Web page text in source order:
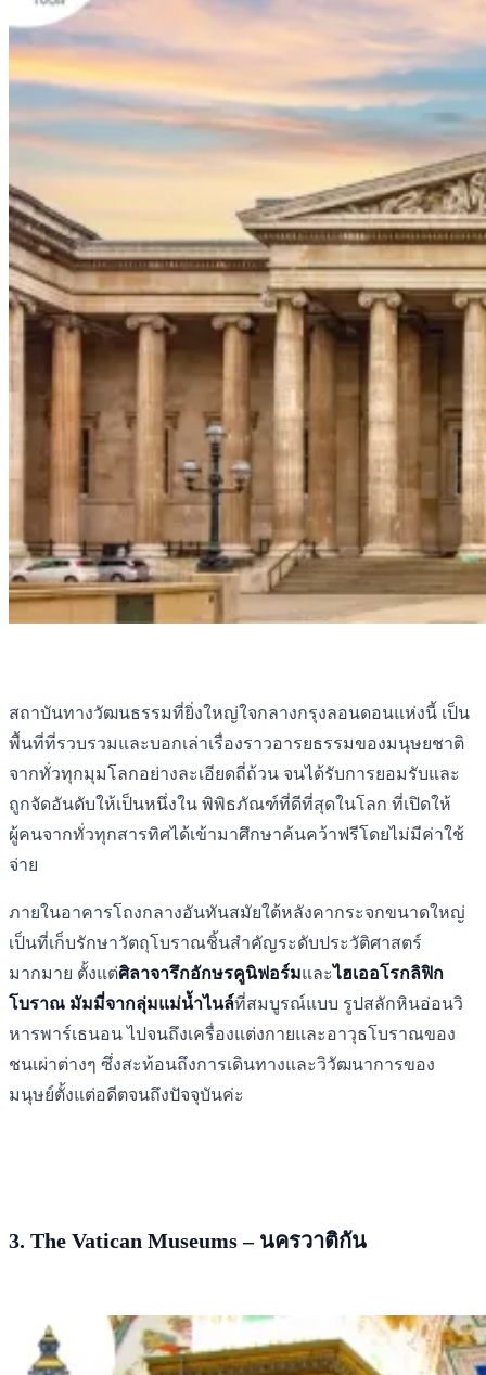
สถาบันทางวัฒนธรรมที่ยิ่งใหญ่ใจกลางกรุงลอนดอนแห่งนี้ เป็น
พื้นที่ที่รวบรวมและบอกเล่าเรื่องราวอารยธรรมของมนุษยชาติ
จากทั่วทุกมุมโลกอย่างละเอียดถี่ถ้วน จนได้รับการยอมรับและ
ถูกจัดอันดับให้เป็นหนึ่งใน พิพิธภัณฑ์ที่ดีที่สุดในโลก ที่เปิดให้
ผู้คนจากทั่วทุกสารทิศได้เข้ามาศึกษาค้นคว้าฟรีโดยไม่มีค่าใช้
จ่าย
ภายในอาคารโถงกลางอันทันสมัยใต้หลังคากระจกขนาดใหญ่
เป็นที่เก็บรักษาวัตถุโบราณชิ้นสำคัญระดับประวัติศาสตร์
มากมาย ตั้งแต่ศิลาจารึกอักษรคูนิฟอร์มและไฮเออโรกลิฟิก
โบราณ มัมมี่จากลุ่มแม่น้ำไนล์ที่สมบูรณ์แบบ รูปสลักหินอ่อนวิ
หารพาร์เธนอน ไปจนถึงเครื่องแต่งกายและอาวุธโบราณของ
ชนเผ่าต่างๆ ซึ่งสะท้อนถึงการเดินทางและวิวัฒนาการของ
มนุษย์ตั้งแต่อดีตจนถึงปัจจุบันค่ะ
3. The Vatican Museums – นครวาติกัน